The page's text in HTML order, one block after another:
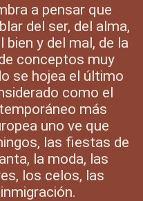
a pensar que
del ser, del alma,
bien y del mal, de la
conceptos muy
se hojea el último
como el
más
uno ve que
las fiestas de
la moda, las
los celos, las